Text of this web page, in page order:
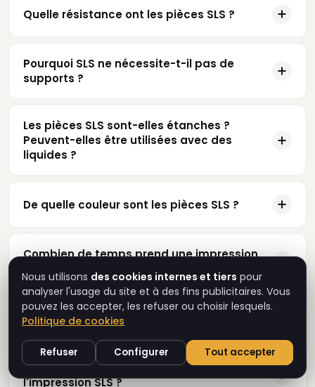
Quelle résistance ont les pièces SLS ?
Pourquoi SLS ne nécessite-t-il pas de
supports ?
Les pièces SLS sont-elles étanches ?
Peuvent-elles être utilisées avec des
liquides ?
De quelle couleur sont les pièces SLS ?
Combien de temps prend une impression
Faites-vous des petites séries en SLS ?
Quels fichiers acceptez-vous pour
l'impression SLS ?
Nous utilisons des cookies internes et tiers pour
analyser l'usage du site et à des fins publicitaires. Vous
pouvez les accepter, les refuser ou choisir lesquels.
Politique de cookies
Refuser Configurer Tout accepter